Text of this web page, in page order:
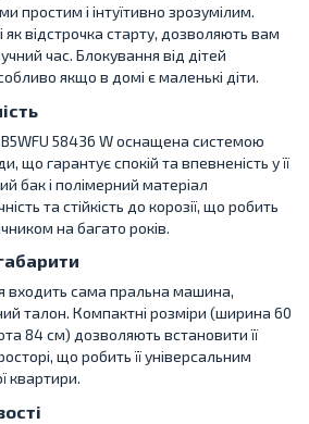
простим і інтуїтивно зрозумілим.
як відстрочка старту, дозволяють вам
час. Блокування від дітей
якщо в домі є маленькі діти.
58436 W оснащена системою
що гарантує спокій та впевненість у її
бак і полімерний матеріал
та стійкість до корозії, що робить
на багато років.
входить сама пральна машина,
талон. Компактні розміри (ширина 60
84 см) дозволяють встановити її
що робить її універсальним
квартири.